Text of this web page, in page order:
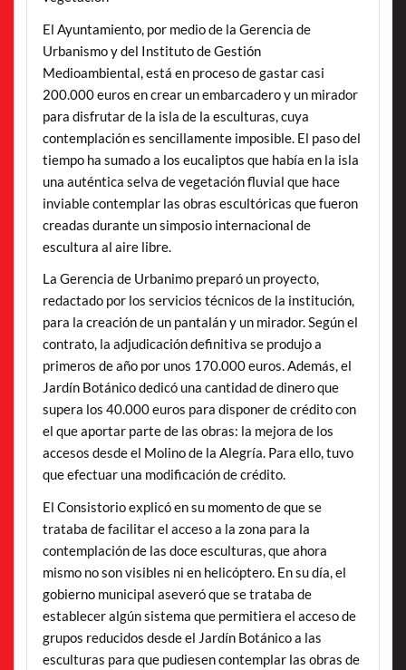
El Ayuntamiento, por medio de la Gerencia de
Urbanismo y del Instituto de Gestión
Medioambiental, está en proceso de gastar casi
200.000 euros en crear un embarcadero y un mirador
para disfrutar de la isla de la esculturas, cuya
contemplación es sencillamente imposible. El paso del
tiempo ha sumado a los eucaliptos que había en la isla
una auténtica selva de vegetación fluvial que hace
inviable contemplar las obras escultóricas que fueron
creadas durante un simposio internacional de
escultura al aire libre.
La Gerencia de Urbanimo preparó un proyecto,
redactado por los servicios técnicos de la institución,
para la creación de un pantalán y un mirador. Según el
contrato, la adjudicación definitiva se produjo a
primeros de año por unos 170.000 euros. Además, el
Jardín Botánico dedicó una cantidad de dinero que
supera los 40.000 euros para disponer de crédito con
el que aportar parte de las obras: la mejora de los
accesos desde el Molino de la Alegría. Para ello, tuvo
que efectuar una modificación de crédito.
El Consistorio explicó en su momento de que se
trataba de facilitar el acceso a la zona para la
contemplación de las doce esculturas, que ahora
mismo no son visibles ni en helicóptero. En su día, el
gobierno municipal aseveró que se trataba de
establecer algún sistema que permitiera el acceso de
grupos reducidos desde el Jardín Botánico a las
esculturas para que pudiesen contemplar las obras de